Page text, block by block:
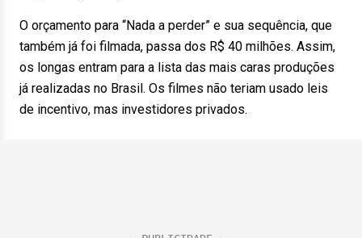
O orçamento para “Nada a perder” e sua sequência, que
também já foi filmada, passa dos R$ 40 milhões. Assim,
os longas entram para a lista das mais caras produções
já realizadas no Brasil. Os filmes não teriam usado leis
de incentivo, mas investidores privados.